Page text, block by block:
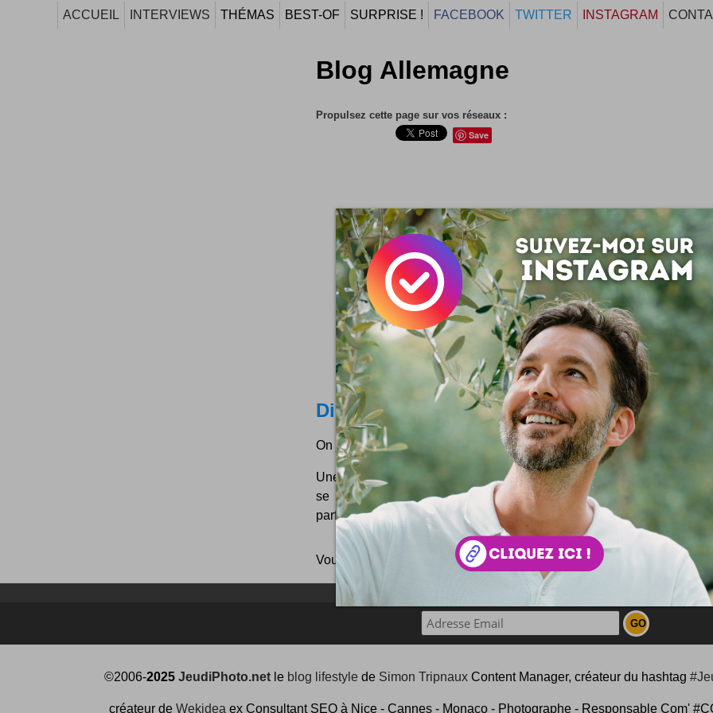
ACCUEIL INTERVIEWS THÉMAS BEST-OF SURPRISE ! FACEBOOK TWITTER INSTAGRAM
Blog Allemagne
Propulsez cette page sur vos réseaux :
Save
Die Katze
On joue à chat ?
Une bien chouette école que voilà ! C'est à Karlsruhe en
se passe : une petite école qui prend la forme d'un grand
parfaitement : la preuve avec une photo qui va bien ... ...
Vous pouvez aussi parcourir le blogau hasard!
NEWSLETTER FOR EVER !
©2006-2025 JeudiPhoto.netle blog lifestylede Simon TripnauxContent Manager, créateur du hashtag
créateur de Wekideaex Consultant SEO à Nice - Cannes - Monaco - Photographe - Responsable Com'